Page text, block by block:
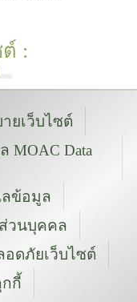
:
ยเว็บไซต์
MOAC Data
ลข้อมูล
วนบุคคล
ดภัยเว็บไซต์
กี้